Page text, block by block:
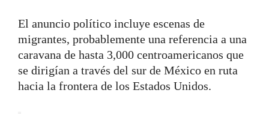
El anuncio político incluye escenas de
migrantes, probablemente una referencia a una
caravana de hasta 3,000 centroamericanos que
se dirigían a través del sur de México en ruta
hacia la frontera de los Estados Unidos.